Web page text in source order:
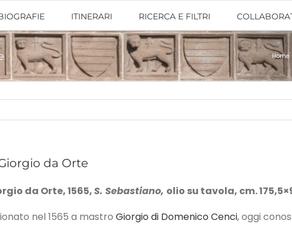
ITINERARI RICERCA E FILTRI
Home
da Orte
da Orte, 1565,S. Sebastiano, olio su tavola, cm.
nel 1565 a mastro Giorgio di Domenico Cenci, oggi